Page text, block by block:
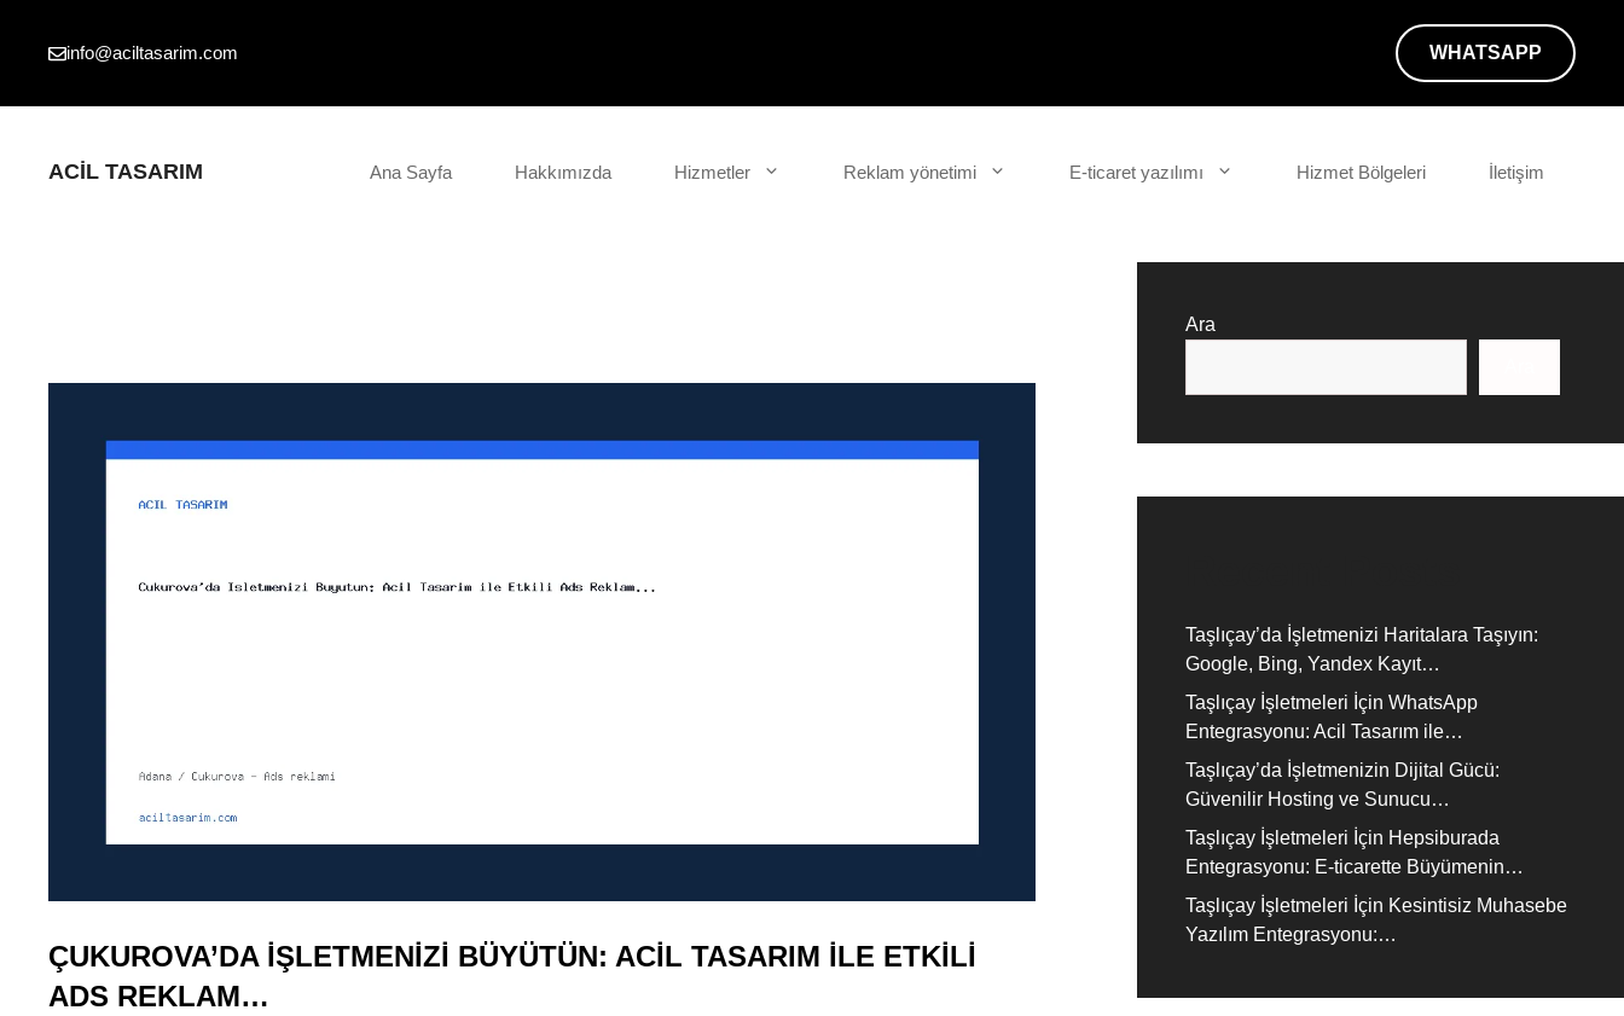
info@aciltasarim.com WHATSAPP
ACIL TASARIM Ana Sayfa Hakkımızda Hizmetler Reklam yönetimi E-ticaret yazılımı Hizmet Bölgeleri İletişim
ÇUKUROVA’DA İŞLETMENIZI BÜYÜTÜN: ACIL TASARIM ILE ETKILI
ADS REKLAM…
Ara
Taşlıçay’da İşletmenizi Haritalara Taşıyın:
Google, Bing, Yandex Kayıt…
Taşlıçay İşletmeleri İçin WhatsApp
Entegrasyonu: Acil Tasarım ile…
Taşlıçay’da İşletmenizin Dijital Gücü:
Güvenilir Hosting ve Sunucu…
Taşlıçay İşletmeleri İçin Hepsiburada
Entegrasyonu: E-ticarette Büyümenin…
Taşlıçay İşletmeleri İçin Kesintisiz Muhasebe
Yazılım Entegrasyonu:…